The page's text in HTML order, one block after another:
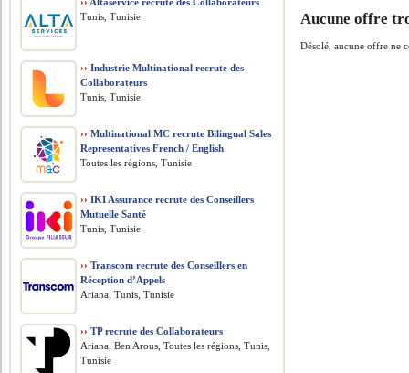
Aucune offre
Désolé, aucune offre ne
Tunis, Tunisie
›› Industrie Multinational recrute des
Collaborateurs
Tunis, Tunisie
›› Multinational MC recrute Bilingual Sales
Representatives French / English
Toutes les régions, Tunisie
›› IKI Assurance recrute des Conseillers
Mutuelle Santé
Tunis, Tunisie
›› Transcom recrute des Conseillers en
Réception d’Appels
Ariana, Tunis, Tunisie
›› TP recrute des Collaborateurs
Ariana, Ben Arous, Toutes les régions, Tunis,
Tunisie